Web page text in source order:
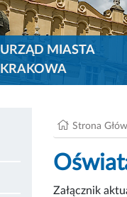
URZĄD MIASTA
KRAKOWA
Strona
Załącznik